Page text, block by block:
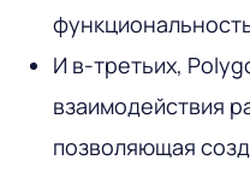
И в-третьих,
взаимодействия
позволяющая